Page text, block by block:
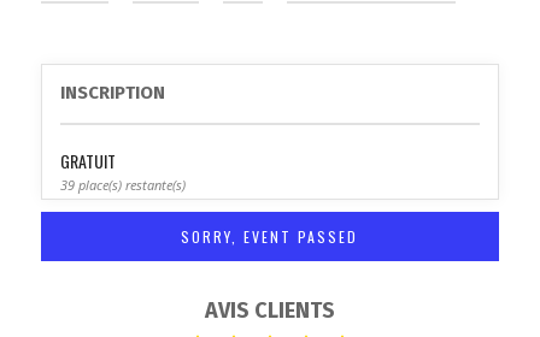
INSCRIPTION
GRATUIT
39 place(s) restante(s)
SORRY, EVENT PASSED
AVIS CLIENTS